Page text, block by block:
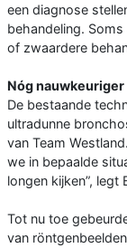
een diagnose
behandeling.
of zwaardere
Nóg
De bestaande
ultradunne
van Team
we in bepaalde
longen kijken”, legt
Tot nu toe
van